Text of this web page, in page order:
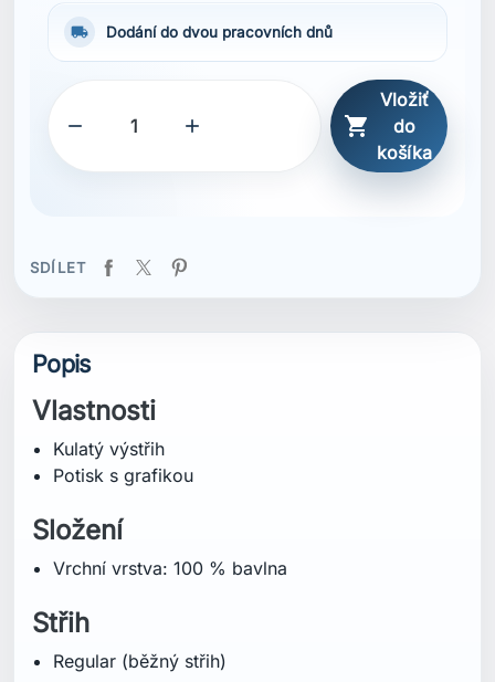
local_shipping Dodání do dvou pracovních dnů
  
Vložiť
do
košíka
SDÍLET
Popis
Vlastnosti
Kulatý výstřih
Potisk s grafikou
Složení
Vrchní vrstva: 100 % bavlna
Střih
Regular (běžný střih)